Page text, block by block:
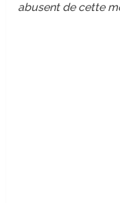
abusent de cette